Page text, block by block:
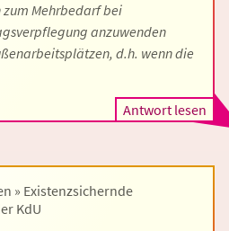
zum Mehrbedarf bei
anzuwenden
d.h. wenn die
Antwort lesen
» Existenzsichernde
KdU